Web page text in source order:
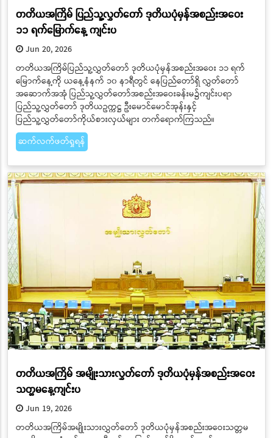
တတိယအကြိမ် ပြည်သူ့လွှတ်တော် ဒုတိယပုံမှန်အစည်းအဝေး
၁၁ ရက်မြောက်နေ့ ကျင်းပ
Jun 20, 2026
တတိယအကြိမ်ပြည်သူ့လွှတ်တော် ဒုတိယပုံမှန်အစည်းအဝေး ၁၁ ရက်
မြောက်နေ့ကို ယနေ့နံနက် ၁၀ နာရီတွင် နေပြည်တော်ရှိ လွှတ်တော်
အဆောက်အအုံ ပြည်သူ့လွှတ်တော်အစည်းအဝေးခန်းမ၌ကျင်းပရာ
ပြည်သူ့လွှတ်တော် ဒုတိယဥက္ကဋ္ဌ ဦးမောင်မောင်အုန်းနှင့်
ပြည်သူ့လွှတ်တော်ကိုယ်စားလှယ်များ တက်ရောက်ကြသည်။
ဆက်လက်ဖတ်ရှုရန်
တတိယအကြိမ် အမျိုးသားလွှတ်တော် ဒုတိယပုံမှန်အစည်းအဝေး
သတ္တမနေ့ကျင်းပ
Jun 19, 2026
တတိယအကြိမ်အမျိုးသားလွှတ်တော် ဒုတိယပုံမှန်အစည်းအဝေးသတ္တမ